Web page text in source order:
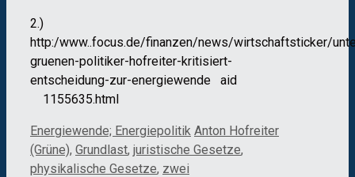
2.)
http:/www..focus.de/finanzen/news/wirtschaftsticker/
gruenen-politiker-hofreiter-kritisiert-
entscheidung-zur-energiewende aid
1155635.html
Kategorien
Energiewende; Energiepolitik Schlagwörter
Anton Hofreiter
(Grüne), Grundlast, juristische Gesetze,
physikalische Gesetze, zwei